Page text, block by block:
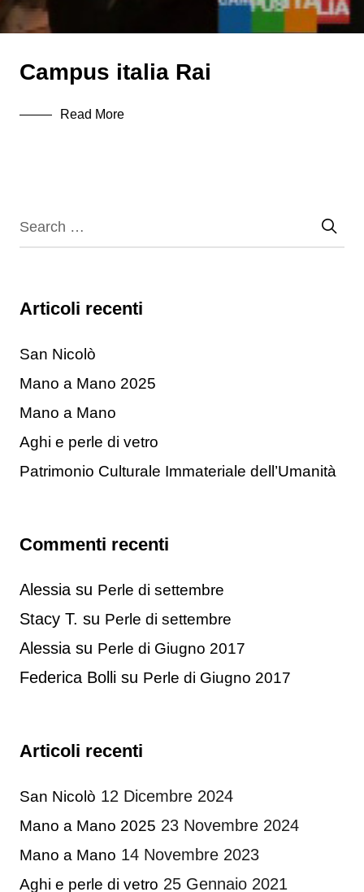
Campus italia Rai
Read More
Articoli recenti
San Nicolò
Mano a Mano 2025
Mano a Mano
Aghi e perle di vetro
Patrimonio Culturale Immateriale dell’Umanità
Commenti recenti
Alessia su Perle di settembre
Stacy T. su Perle di settembre
Alessia su Perle di Giugno 2017
Federica Bolli su Perle di Giugno 2017
Articoli recenti
San Nicolò 12 Dicembre 2024
Mano a Mano 2025 23 Novembre 2024
Mano a Mano 14 Novembre 2023
Aghi e perle di vetro 25 Gennaio 2021